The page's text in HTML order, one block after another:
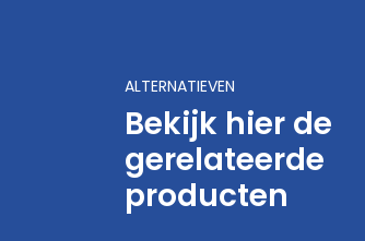
ALTERNATIEVEN
Bekijk hier de
gerelateerde
producten